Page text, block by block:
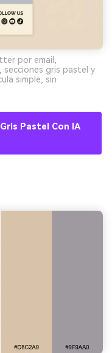
por email,
gris pastel y
simple, sin
Pastel Con IA